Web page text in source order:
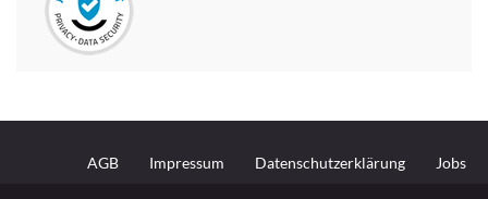
AGB Impressum Datenschutzerklärung Jobs